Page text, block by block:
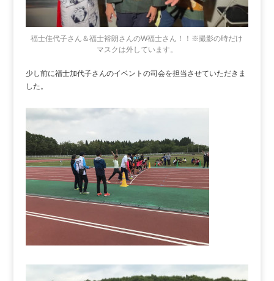
福士佳代子さん＆福士裕朗さんのW福士さん！！※撮影の時だけ
マスクは外しています。
少し前に福士加代子さんのイベントの司会を担当させていただきま
した。